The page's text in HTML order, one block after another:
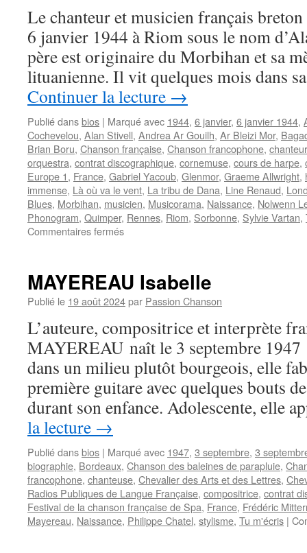
Le chanteur et musicien français
6 janvier 1944 à Riom sous le nom
père est originaire du Morbihan et sa
lituanienne. Il vit quelques mois dans
Continuer la lecture →
Publié dansbios | Marqué avec 1944, 6 janvier, 6 janvier 1944,
Cochevelou, Alan Stivell, Andrea Ar Gouilh, Ar Bleizi Mor,
Brian Boru, Chanson française, Chanson francophone, chanteur
orquestra, contrat discographique, cornemuse, cours de harpe,
Europe 1, France, Gabriel Yacoub, Glenmor, Graeme Allwright,
immense, Là où va le vent, La tribu de Dana, Line Renaud,
Blues, Morbihan, musicien, Musicorama, Naissance, Nolwenn
Phonogram, Quimper, Rennes, Riom, Sorbonne, Sylvie Vartan,
Commentaires ferméssur
MAYEREAU Isabelle
Publié le 19 août 2024par Passion Chanson
L’auteure, compositrice et interprète
MAYEREAU naît le 3 septembre 1947
dans un milieu plutôt bourgeois, elle
première guitare avec quelques bouts
durant son enfance. Adolescente, elle
la lecture →
Publié dansbios | Marqué avec 1947, 3 septembre, 3
biographie, Bordeaux, Chanson des baleines de parapluie,
francophone, chanteuse, Chevalier des Arts et des Lettres,
Radios Publiques de Langue Française, compositrice, contrat
Festival de la chanson française de Spa, France, Frédéric
Mayereau, Naissance, Philippe Chatel, stylisme, Tu m'écris |